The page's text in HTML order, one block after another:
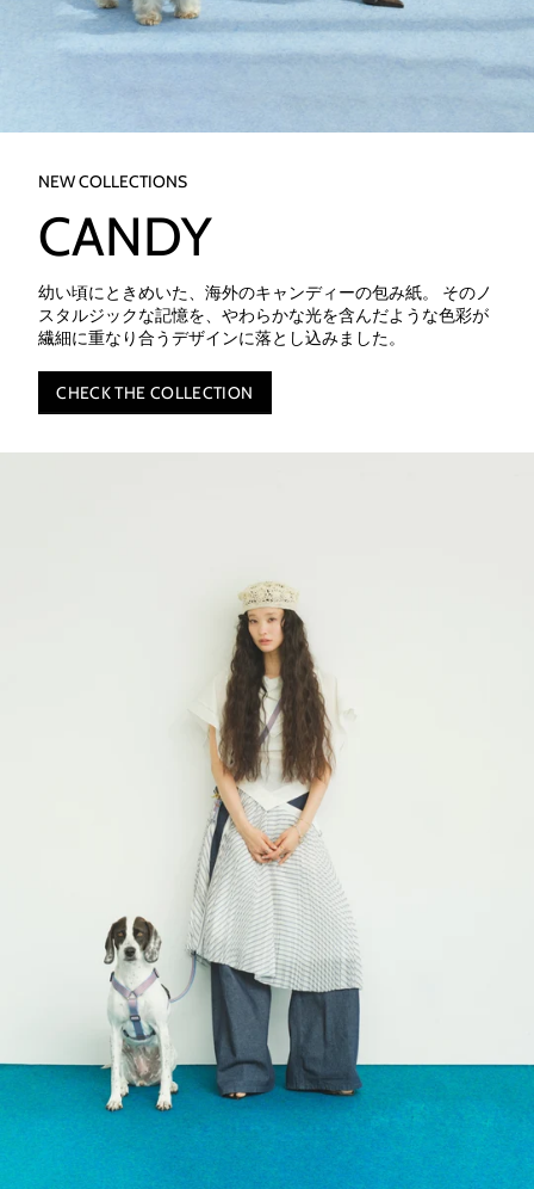
NEW COLLECTIONS
CANDY
幼い頃にときめいた、海外のキャンディーの包み紙。 そのノ
スタルジックな記憶を、やわらかな光を含んだような色彩が
繊細に重なり合うデザインに落とし込みました。
CHECK THE COLLECTION